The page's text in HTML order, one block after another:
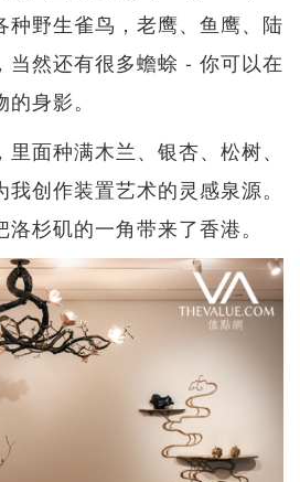
种野生雀鸟，老鹰、鱼鹰、陆
当然还有很多蟾蜍 - 你可以在
身影。
面种满木兰、银杏、松树、
创作装置艺术的灵感泉源。
杉矶的一角带来了香港。